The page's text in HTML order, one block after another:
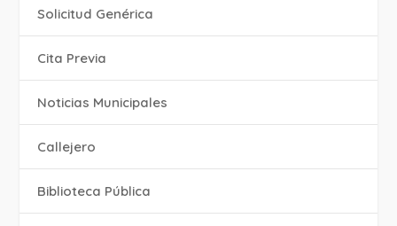
Solicitud Genérica
Cita Previa
‎Noticias Municipales
Callejero
Biblioteca Pública